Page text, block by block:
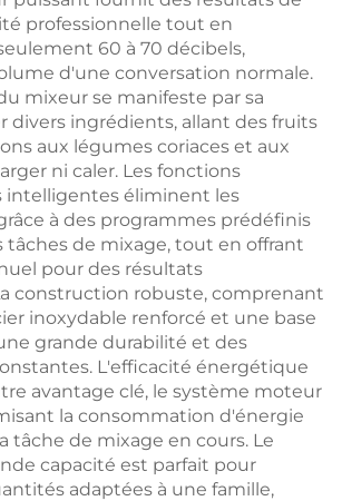
professionnelle tout en
60 à 70 décibels,
d'une conversation normale.
mixeur se manifeste par sa
divers ingrédients, allant des fruits
aux légumes coriaces et aux
ni caler. Les fonctions
intelligentes éliminent les
à des programmes prédéfinis
tâches de mixage, tout en offrant
pour des résultats
construction robuste, comprenant
inoxydable renforcé et une base
grande durabilité et des
L'efficacité énergétique
avantage clé, le système moteur
la consommation d'énergie
tâche de mixage en cours. Le
capacité est parfait pour
adaptées à une famille,